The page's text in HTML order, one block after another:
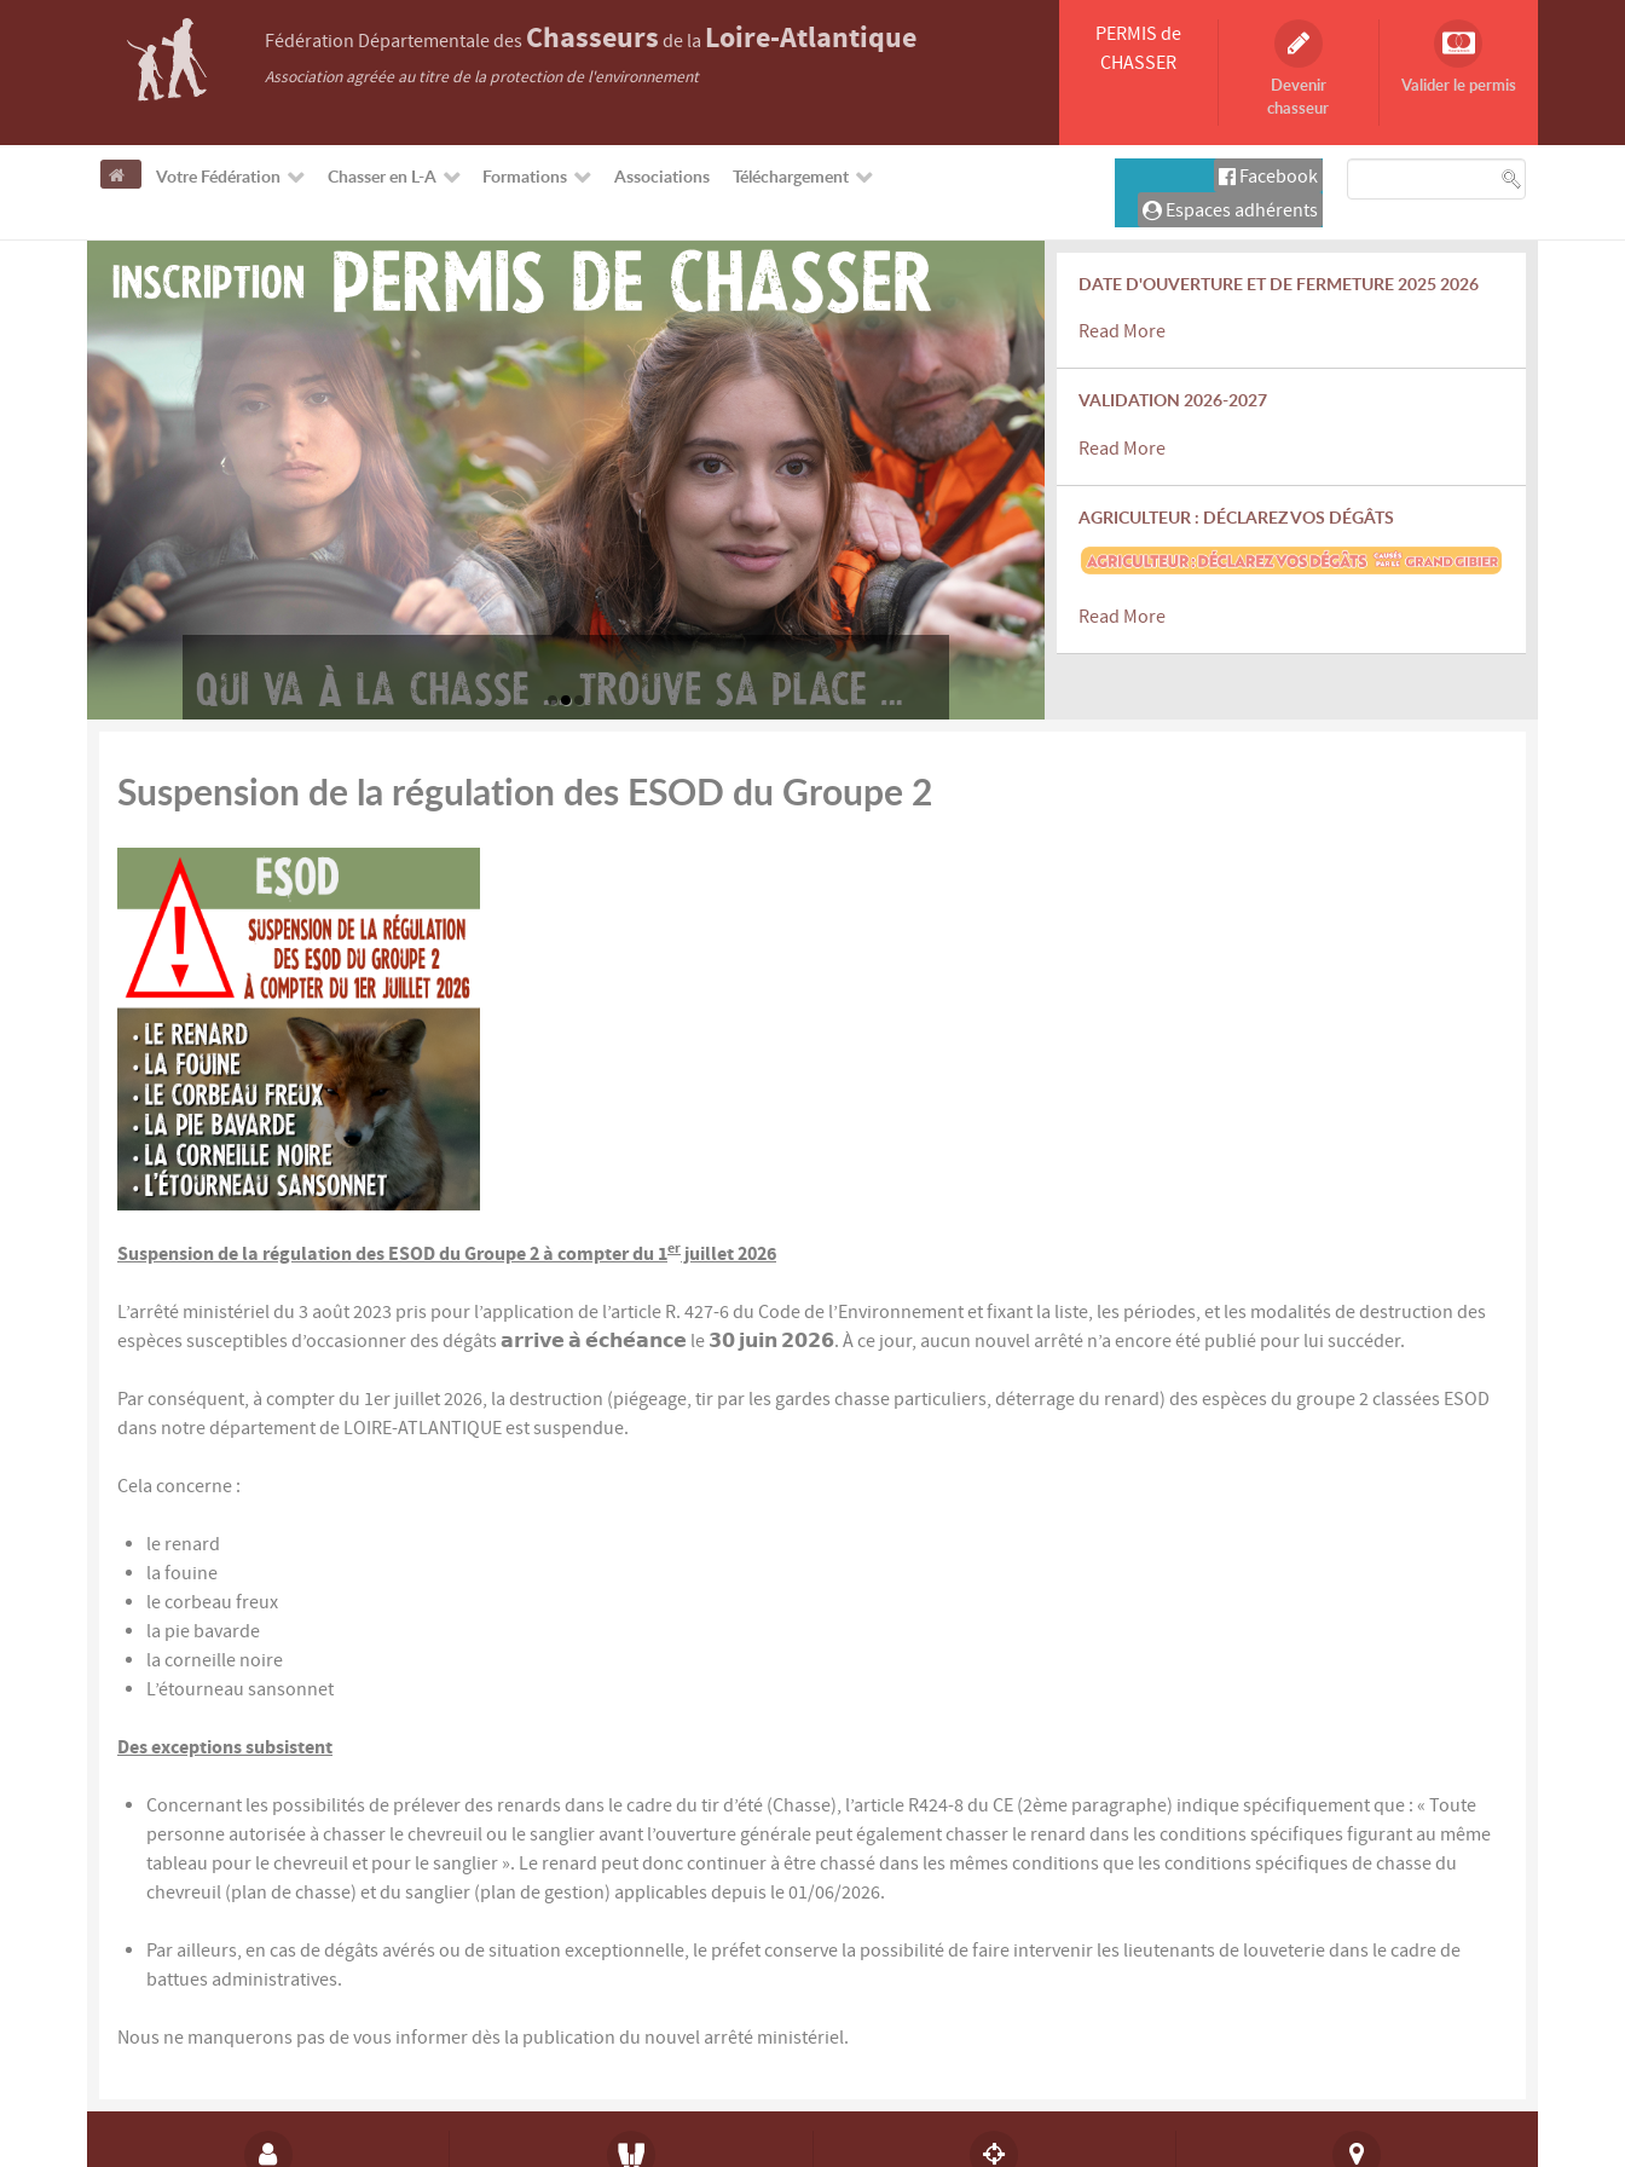
Fédération Départementale des Chasseurs de la Loire-Atlantique
Association agréée au titre de la protection de l'environnement
PERMIS de
CHASSER
Devenir
chasseur
Valider le permis
Votre Fédération Chasser en L-A Formations Associations Téléchargement
Facebook
Espaces adhérents
DATE D'OUVERTURE ET DE FERMETURE 2025 2026
Read More
VALIDATION 2026-2027
Read More
AGRICULTEUR : DÉCLAREZ VOS DÉGÂTS
Read More
Suspension de la régulation des ESOD du Groupe 2
Suspension de la régulation des ESOD du Groupe 2 à compter du 1er juillet 2026
L’arrêté ministériel du 3 août 2023 pris pour l’application de l’article R. 427-6 du Code de l’Environnement et fixant la liste, les périodes, et les modalités de destruction des
espèces susceptibles d’occasionner des dégâts 𝗮𝗿𝗿𝗶𝘃𝗲 𝗮̀ 𝗲́𝗰𝗵𝗲́𝗮𝗻𝗰𝗲 le 𝟯𝟬 𝗷𝘂𝗶𝗻 𝟮𝟬𝟮𝟲. À ce jour, aucun nouvel arrêté n’a encore été publié pour lui succéder.
Par conséquent, à compter du 1er juillet 2026, la destruction (piégeage, tir par les gardes chasse particuliers, déterrage du renard) des espèces du groupe 2 classées ESOD
dans notre département de LOIRE-ATLANTIQUE est suspendue.
Cela concerne :
le renard
la fouine
le corbeau freux
la pie bavarde
la corneille noire
L’étourneau sansonnet
Des exceptions subsistent
Concernant les possibilités de prélever des renards dans le cadre du tir d’été (Chasse), l’article R424-8 du CE (2ème paragraphe) indique spécifiquement que : « Toute
personne autorisée à chasser le chevreuil ou le sanglier avant l’ouverture générale peut également chasser le renard dans les conditions spécifiques figurant au même
tableau pour le chevreuil et pour le sanglier ». Le renard peut donc continuer à être chassé dans les mêmes conditions que les conditions spécifiques de chasse du
chevreuil (plan de chasse) et du sanglier (plan de gestion) applicables depuis le 01/06/2026.
Par ailleurs, en cas de dégâts avérés ou de situation exceptionnelle, le préfet conserve la possibilité de faire intervenir les lieutenants de louveterie dans le cadre de
battues administratives.
Nous ne manquerons pas de vous informer dès la publication du nouvel arrêté ministériel.